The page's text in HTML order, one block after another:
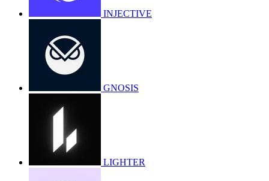
INJECTIVE
GNOSIS
LIGHTER